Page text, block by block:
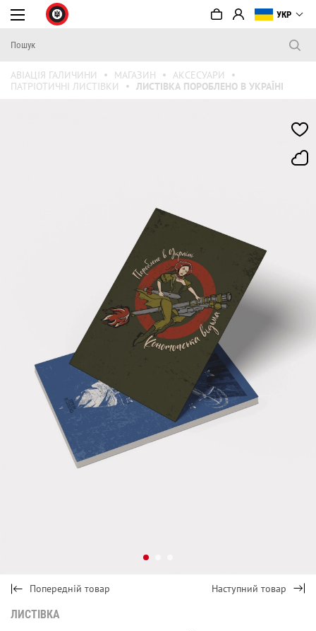
УКР
АВІАЦІЯ ГАЛИЧИНИ МАГАЗИН
АКСЕСУАРИ
ПАТРІОТИЧНІ ЛИСТІВКИ
ЛИСТІВКА ПОРОБЛЕНО В УКРАЇНІ
Попередній товар Наступний товар
ЛИСТІВКА